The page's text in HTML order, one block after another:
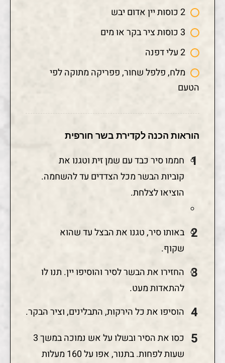
2 כוסות יין אדום יבש
3 כוסות ציר בקר או מים
2 עלי דפנה
מלח, פלפל שחור, פפריקה מתוקה לפי
הטעם
הוראות הכנה לקדירת בשר חורפית
חממו סיר כבד עם שמן זית וטגנו את
קוביות הבשר מכל הצדדים עד להשחמה.
הוציאו לצלחת.
באותו סיר, טגנו את הבצל עד שהוא
שקוף.
החזירו את הבשר לסיר והוסיפו יין. תנו לו
להתאדות מעט.
הוסיפו את כל הירקות, התבלינים, וציר הבקר.
כסו את הסיר ובשלו על אש נמוכה במשך 3
שעות לפחות. בתנור, אפו על 160 מעלות